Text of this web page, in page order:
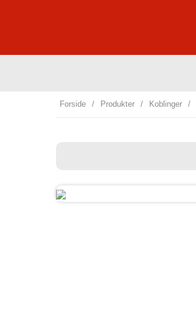
Forside / Produkter / Koblinger /